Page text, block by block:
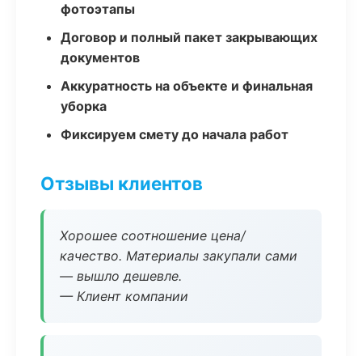
фотоэтапы
Договор и полный пакет закрывающих
документов
Аккуратность на объекте и финальная
уборка
Фиксируем смету до начала работ
Отзывы клиентов
Хорошее соотношение цена/
качество. Материалы закупали сами
— вышло дешевле.
— Клиент компании